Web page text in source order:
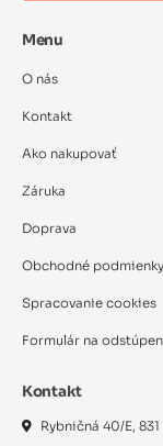
Menu
O nás
Kontakt
Ako nakupovať
Záruka
Doprava
Obchodné podmienky
Spracovanie cookies
Formulár na
Kontakt
Rybničná 40/E,